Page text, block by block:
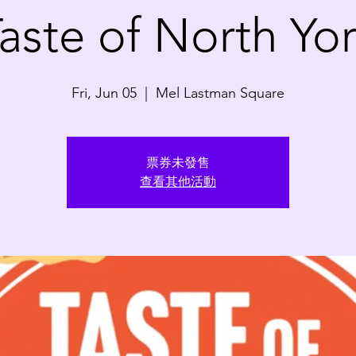
of North
Fri, Jun 05 Mel Lastman Square
票券未發售
查看其他活動